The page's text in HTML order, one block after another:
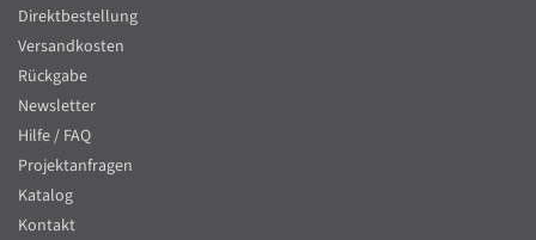
Direktbestellung
Versandkosten
Rückgabe
Newsletter
Hilfe / FAQ
Projektanfragen
Katalog
Kontakt